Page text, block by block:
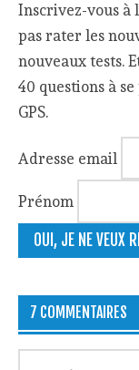
Inscrivez-vous à
pas rater les
nouveaux tests.
40 questions à
GPS.
Adresse email
Prénom
7 COMMENTAIRES